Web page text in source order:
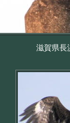
滋賀県長